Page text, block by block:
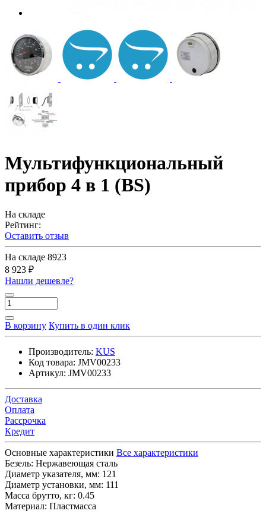
Мультифункциональный
прибор 4 в 1 (BS)
На складе
Рейтинг:
Оставить отзыв
На складе 8923
8 923 ₽
Нашли дешевле?
В корзину Купить в один клик
Производитель: KUS
Код товара: JMV00233
Артикул: JMV00233
Доставка
Оплата
Рассрочка
Кредит
Основные характеристики Все характеристики
Безель: Нержавеющая сталь
Диаметр указателя, мм: 121
Диаметр установки, мм: 111
Масса брутто, кг: 0.45
Материал: Пластмасса